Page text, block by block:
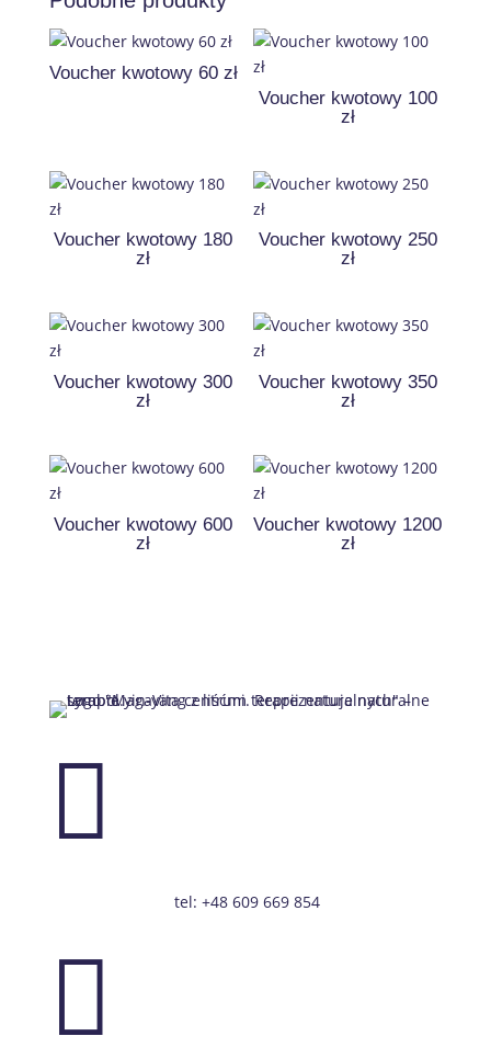
Voucher kwotowy 60 zł
Voucher kwotowy 100
zł
Voucher kwotowy 180
zł
Voucher kwotowy 250
zł
Voucher kwotowy 300
zł
Voucher kwotowy 350
zł
Voucher kwotowy 600
zł
Voucher kwotowy 1200
zł

tel: +48 609 669 854
